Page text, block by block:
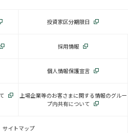
投資家区分期限日
採用情報
個人情報保護宣言
上場企業等のお客さまに関する情報のグルー
プ内共有について
サイトマップ